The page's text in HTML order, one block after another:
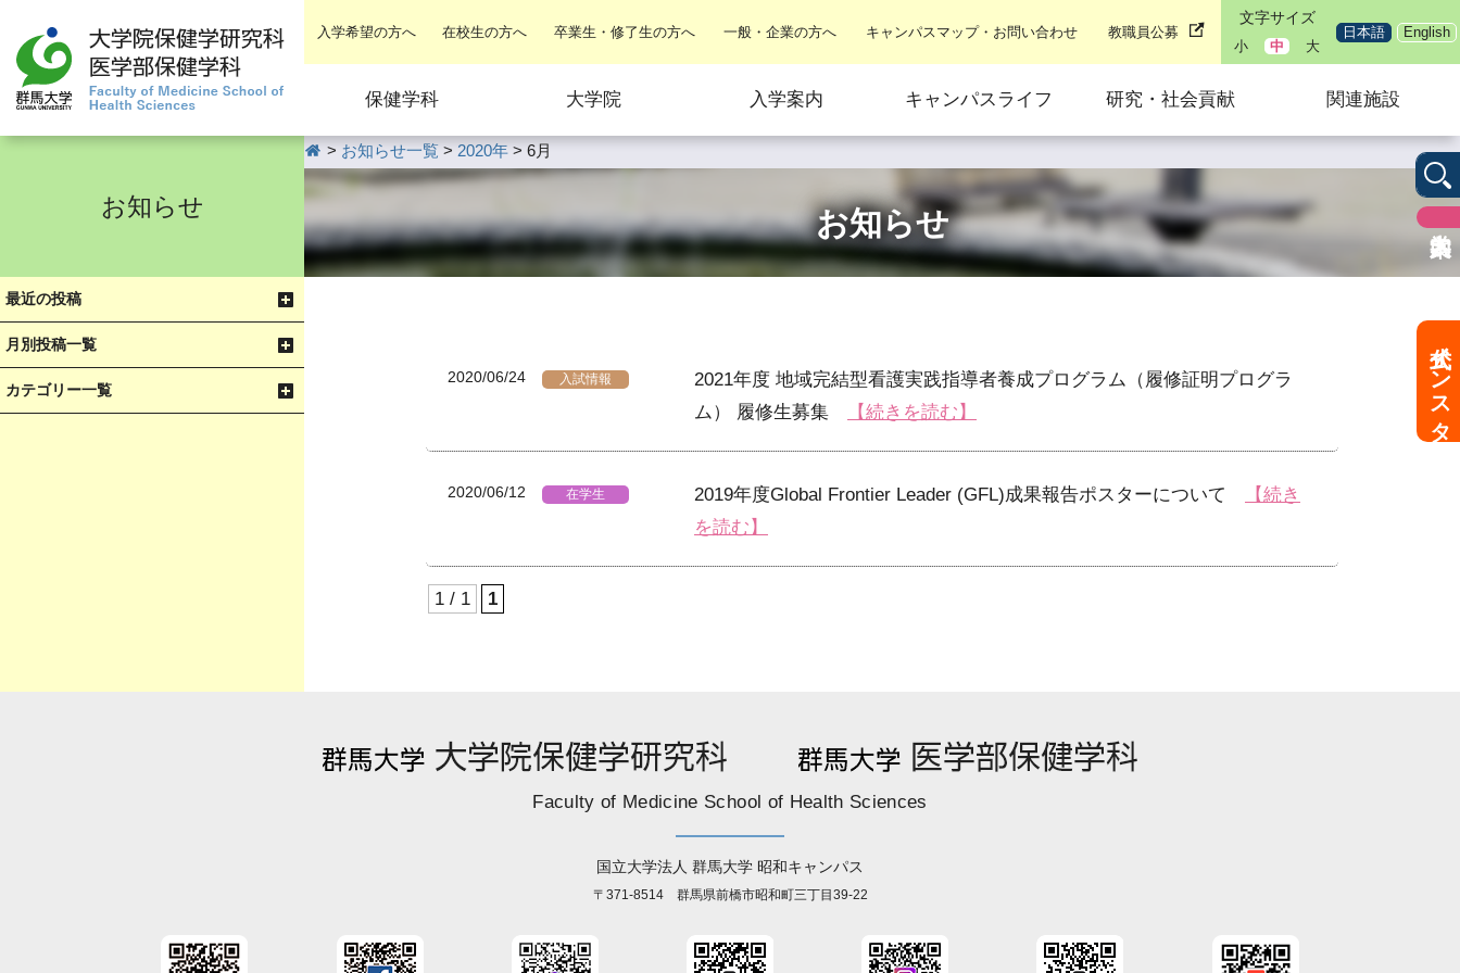
入学希望の方へ 在校生の方へ 卒業生・修了生の方へ 一般・企業の方へ キャンパスマップ・お問い合わせ 教職員公募
文字サイズ
小
中 大
日本語 English
保健学科 大学院 入学案内 キャンパスライフ 研究・社会貢献 関連施設
公式インスタ
お知らせ
最近の投稿
月別投稿一覧
カテゴリー一覧
HOME
> お知らせ一覧 > 2020年 > 6月
お知らせ
2020/06/24 入試情報
2021年度 地域完結型看護実践指導者養成プログラム（履修証明プログラ
ム） 履修⽣募集
【続きを読む】
2020/06/12 在学生 2019年度Global Frontier Leader (GFL)成果報告ポスターについて
【続き
を読む】
1 / 1 1
Faculty of Medicine School of Health Sciences
国立大学法人 群馬大学 昭和キャンパス
〒371-8514 群馬県前橋市昭和町三丁目39-22